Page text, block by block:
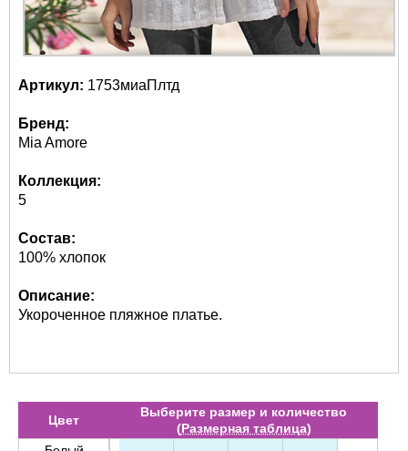
Артикул: 1753миаПлтд
Бренд:
Mia Amore
Коллекция:
5
Состав:
100% хлопок
Описание:
Укороченное пляжное платье.
Цвет
Выберите размер и количество
(Размерная таблица)